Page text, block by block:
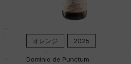
オレンジ 2025
Dominio de Punctum